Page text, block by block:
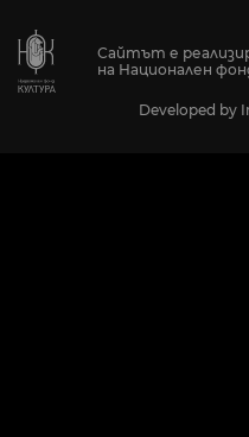
Сайтът е
на Национален
Developed by